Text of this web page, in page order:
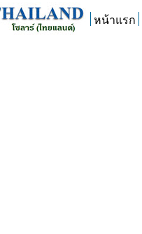
หน้าแรก